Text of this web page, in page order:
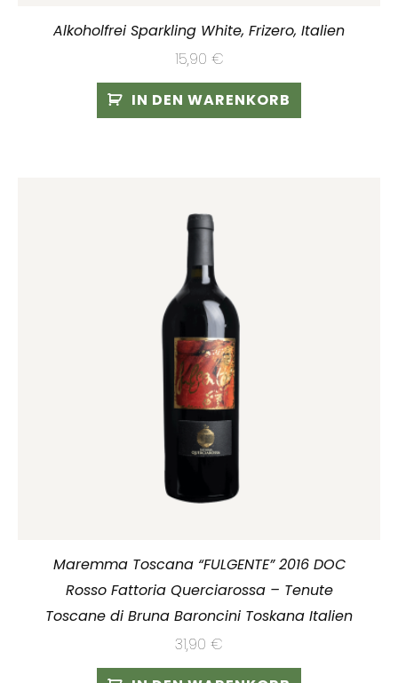
Alkoholfrei Sparkling White, Frizero, Italien
15,90 €
IN DEN WARENKORB
Maremma Toscana “FULGENTE” 2016 DOC
Rosso Fattoria Querciarossa – Tenute
Toscane di Bruna Baroncini Toskana Italien
31,90 €